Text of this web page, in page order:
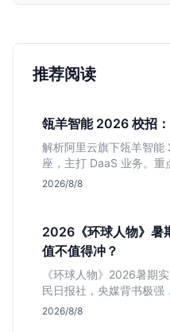
推荐阅读
瓴羊智能 2026 校招
解析阿里云旗下瓴羊智
座，主打 DaaS 业务。重
岗的硬性要求，评估 B 端
2026/8/8
2026《环球人物》暑
值不值得冲？
《环球人物》2026暑期
民日报社，央媒背书极强
适合追求高含金量简历、
2026/8/8